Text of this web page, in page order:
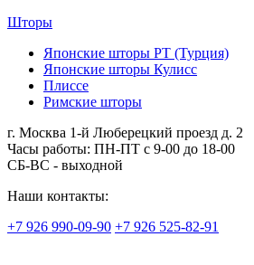
Шторы
Японские шторы РТ (Турция)
Японские шторы Кулисс
Плиссе
Римские шторы
г. Москва 1-й Люберецкий проезд д. 2
Часы работы: ПН-ПТ с 9-00 до 18-00
СБ-ВС - выходной
Наши контакты:
+7 926 990-09-90 +7 926 525-82-91